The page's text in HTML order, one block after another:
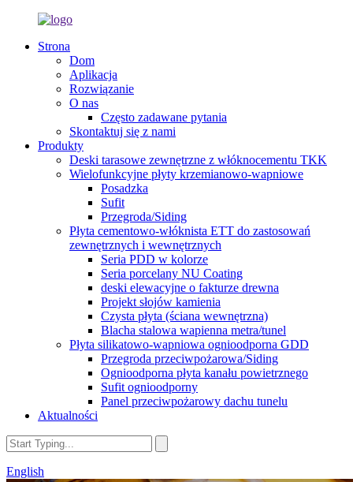
Strona
Dom
Aplikacja
Rozwiązanie
O nas
Często zadawane pytania
Skontaktuj się z nami
Produkty
Deski tarasowe zewnętrzne z włóknocementu TKK
Wielofunkcyjne płyty krzemianowo-wapniowe
Posadzka
Sufit
Przegroda/Siding
Płyta cementowo-włóknista ETT do zastosowań
zewnętrznych i wewnętrznych
Seria PDD w kolorze
Seria porcelany NU Coating
deski elewacyjne o fakturze drewna
Projekt słojów kamienia
Czysta płyta (ściana wewnętrzna)
Blacha stalowa wapienna metra/tunel
Płyta silikatowo-wapniowa ognioodporna GDD
Przegroda przeciwpożarowa/Siding
Ognioodporna płyta kanału powietrznego
Sufit ognioodporny
Panel przeciwpożarowy dachu tunelu
Aktualności
English